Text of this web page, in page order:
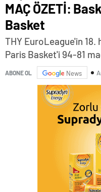
MAÇ ÖZETİ:
Basket
THY EuroLeague'in
Paris Basket'i 94-81
ABONE OL News